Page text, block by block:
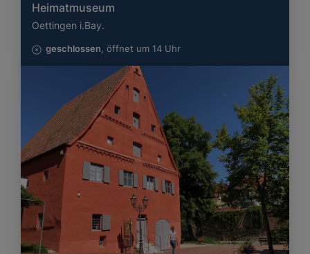
Heimatmuseum
Oettingen i.Bay.
geschlossen, öffnet um 14 Uhr